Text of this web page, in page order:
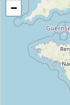
−